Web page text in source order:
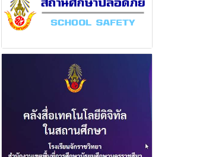
พุทธศักราช 2564
24 ตุลาคม 2564
อ่านเพิ่มเติม
พุทธศักราช